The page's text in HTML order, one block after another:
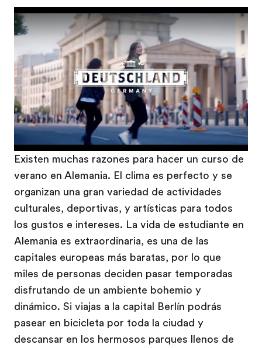
Play
Existen muchas razones para hacer un curso de
verano en Alemania. El clima es perfecto y se
organizan una gran variedad de actividades
culturales, deportivas, y artísticas para todos
los gustos e intereses. La vida de estudiante en
Alemania es extraordinaria, es una de las
capitales europeas más baratas, por lo que
miles de personas deciden pasar temporadas
disfrutando de un ambiente bohemio y
dinámico. Si viajas a la capital Berlín podrás
pasear en bicicleta por toda la ciudad y
descansar en los hermosos parques llenos de